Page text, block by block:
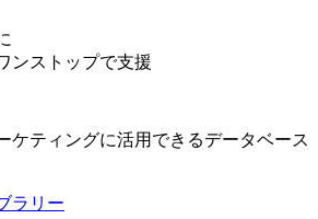
ンストップで支援
ケティングに活用できるデータベース